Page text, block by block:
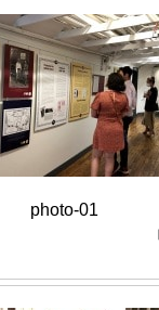
photo-01